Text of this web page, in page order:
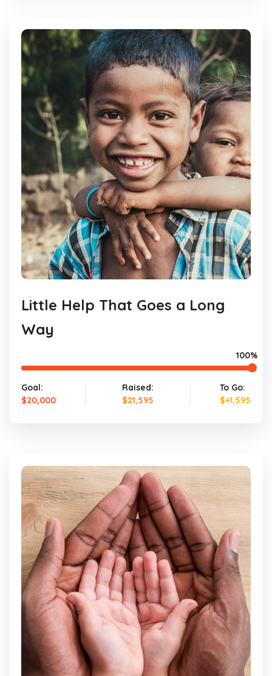
Little Help That Goes a Long
Way
100%
Goal:
$20,000
Raised:
$21,595
To Go:
$+1,595